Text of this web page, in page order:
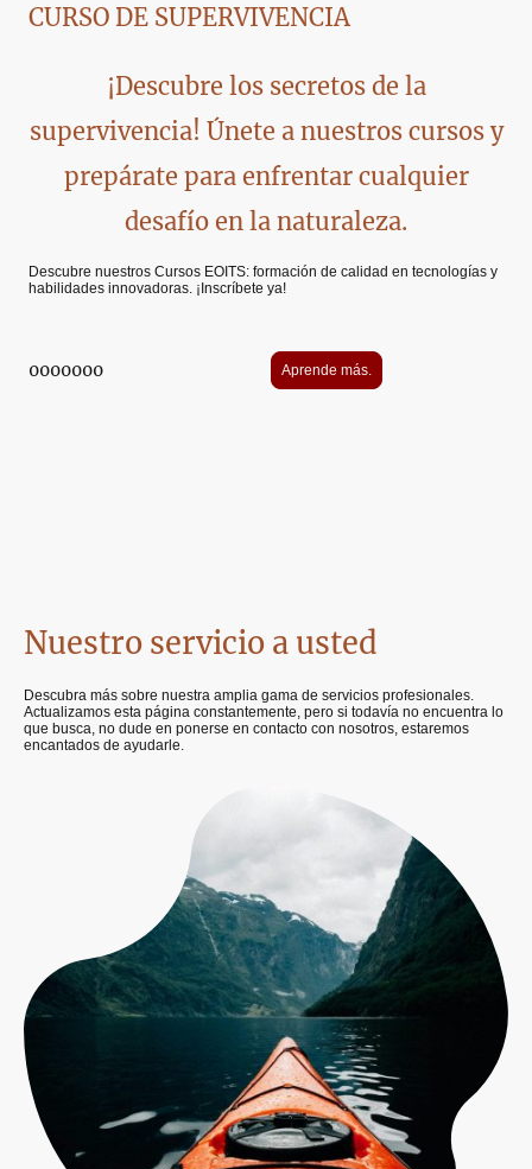
CURSO DE SUPERVIVENCIA
¡Descubre los secretos de la
supervivencia! Únete a nuestros cursos y
prepárate para enfrentar cualquier
desafío en la naturaleza.
Descubre nuestros Cursos EOITS: formación de calidad en tecnologías y
habilidades innovadoras. ¡Inscríbete ya!
0000000 Aprende más.
Nuestro servicio a usted
Descubra más sobre nuestra amplia gama de servicios profesionales.
Actualizamos esta página constantemente, pero si todavía no encuentra lo
que busca, no dude en ponerse en contacto con nosotros, estaremos
encantados de ayudarle.